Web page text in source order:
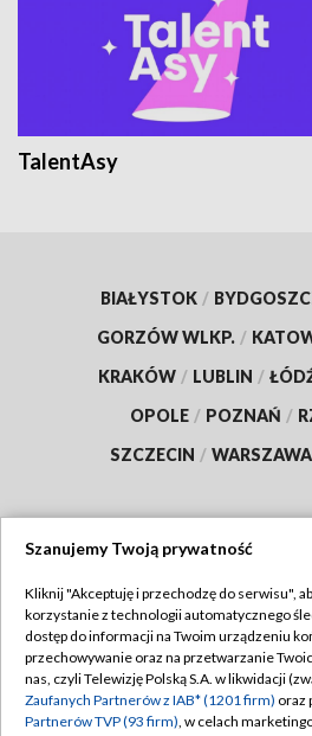
TalentAsy
BIAŁYSTOK /
GORZÓW WLKP. /
KRAKÓW / LUBLIN /
OPOLE / POZNAŃ /
SZCZECIN / WARSZAWA
TVP
Abonament TVP
Emisja w TVP
Regulamin
Polityka
Szanujemy Twoją prywatność
Kliknij "Akceptuję i przechodzę do serwisu",
korzystanie z technologii automatycznego
dostęp do informacji na Twoim urządzeniu
przechowywanie oraz na przetwarzanie
nas, czyli Telewizję Polską S.A. w likwidacji
Zaufanych Partnerów z IAB* (1201 firm) oraz
Partnerów TVP (93 firm), w celach